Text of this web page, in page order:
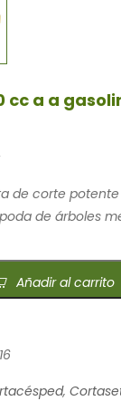
cc a a
de corte
de árboles
Añadir al carrito
,